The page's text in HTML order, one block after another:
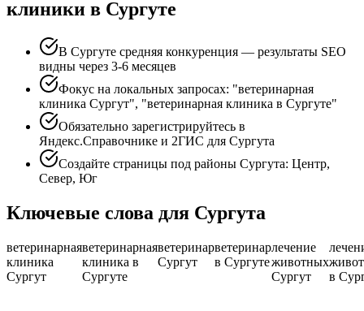
клиники в Сургуте
В Сургуте средняя конкуренция — результаты SEO
видны через 3-6 месяцев
Фокус на локальных запросах: "ветеринарная
клиника Сургут", "ветеринарная клиника в Сургуте"
Обязательно зарегистрируйтесь в
Яндекс.Справочнике и 2ГИС для Сургута
Создайте страницы под районы Сургута: Центр,
Север, Юг
Ключевые слова для Сургута
ветеринарная
клиника
Сургут
ветеринарная
клиника в
Сургуте
ветеринар
Сургут
ветеринар
в Сургуте
лечение
животных
Сургут
в